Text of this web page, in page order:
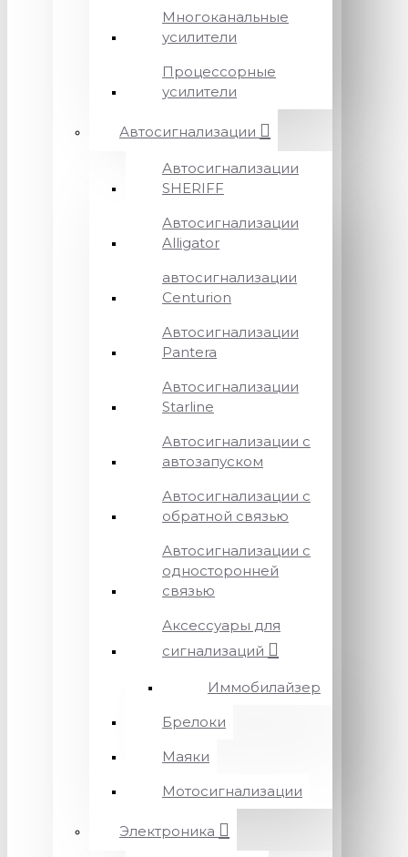
Многоканальные
усилители
Процессорные
усилители
Автосигнализации
Автосигнализации
SHERIFF
Автосигнализации
Alligator
автосигнализации
Centurion
Автосигнализации
Pantera
Автосигнализации
Starline
Автосигнализации с
автозапуском
Автосигнализации с
обратной связью
Автосигнализации с
односторонней
связью
Аксессуары для
сигнализаций
Иммобилайзер
Брелоки
Маяки
Мотосигнализации
Электроника